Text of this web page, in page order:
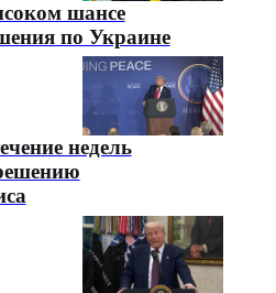
шансе
по Украине
недель